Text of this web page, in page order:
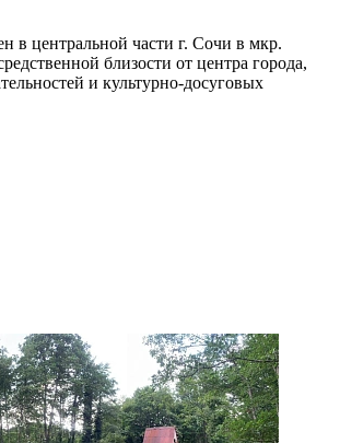
в центральной части г. Сочи в мкр.
близости от центра города,
и культурно-досуговых